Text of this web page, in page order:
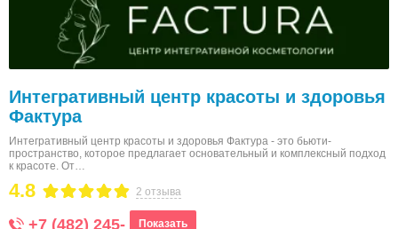
Интегративный центр красоты и здоровья
Фактура
Интегративный центр красоты и здоровья Фактура - это бьюти-
пространство, которое предлагает основательный и комплексный подход
к красоте. От…
2 отзыва
4.8
+7 (482) 245- Показать